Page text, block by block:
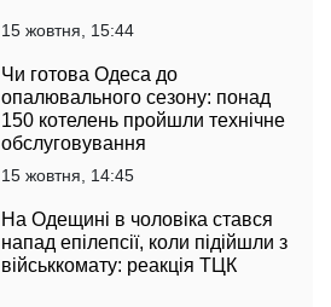
15 жовтня, 15:44
Чи готова Одеса до
опалювального сезону: понад
150 котелень пройшли технічне
обслуговування
15 жовтня, 14:45
На Одещині в чоловіка стався
напад епілепсії, коли підійшли з
військкомату: реакція ТЦК